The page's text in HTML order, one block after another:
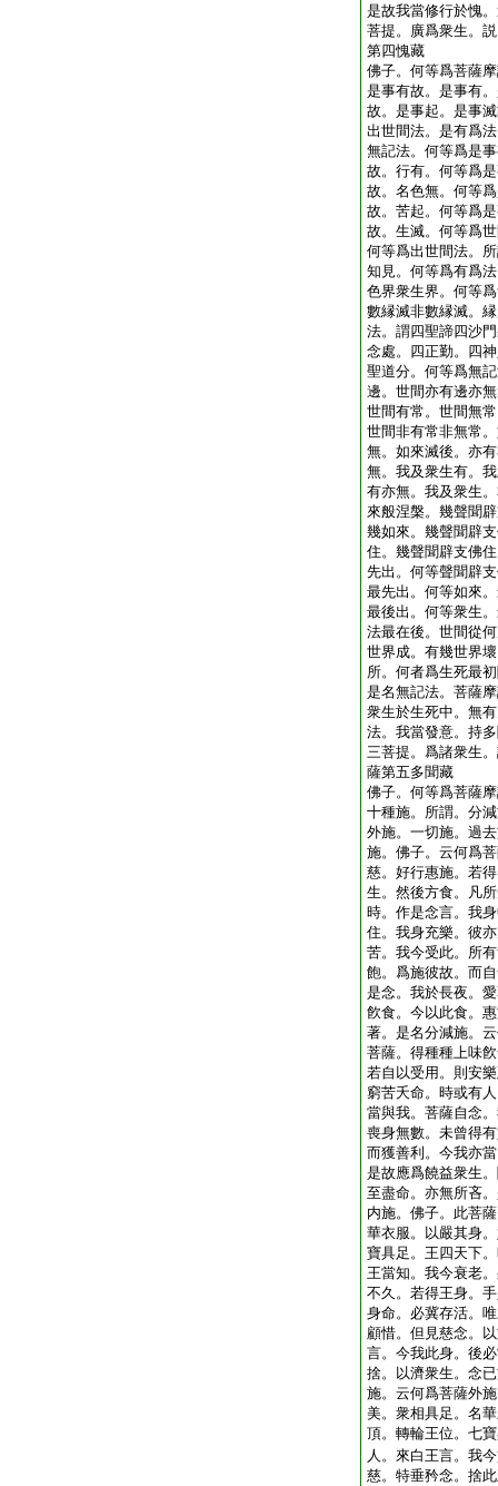
是故我當修行於愧
菩提。廣爲衆生。
第四愧藏
佛子。何等爲菩薩
是事有故。是事有
故。是事起。是事
出世間法。是有爲
無記法。何等爲是
故。行有。何等爲
故。名色無。何等
故。苦起。何等爲
故。生滅。何等爲
何等爲出世間法。
知見。何等爲有爲
色界衆生界。何等
數縁滅非數縁滅。
法。謂四聖諦四沙
念處。四正勤。四
聖道分。何等爲無
邊。世間亦有邊亦
世間有常。世間無
世間非有常非無常
無。如來滅後。亦
無。我及衆生有。
有亦無。我及衆生
來般涅槃。幾聲聞
幾如來。幾聲聞辟
住。幾聲聞辟支佛
先出。何等聲聞辟
最先出。何等如來
最後出。何等衆生
法最在後。世間從
世界成。有幾世界
所。何者爲生死最
是名無記法。菩薩
衆生於生死中。無
法。我當發意。持
三菩提。爲諸衆生
薩第五多聞藏
佛子。何等爲菩薩
十種施。所謂。分
外施。一切施。過
施。佛子。云何爲
慈。好行惠施。若
生。然後方食。凡
時。作是念言。我
住。我身充樂。彼
苦。我今受此。所
飽。爲施彼故。而
是念。我於長夜。
飮食。今以此食。
著。是名分減施。
菩薩。得種種上味
若自以受用。則安
窮苦夭命。時或有
當與我。菩薩自念
喪身無數。未曾得
而獲善利。今我亦
是故應爲饒益衆生
至盡命。亦無所吝
内施。佛子。此菩
華衣服。以嚴其身
寶具足。王四天下
王當知。我今衰老
不久。若得王身。
身命。必冀存活。
顧惜。但見慈念。
言。今我此身。後
捨。以濟衆生。念
施。云何爲菩薩外
美。衆相具足。名
頂。轉輪王位。七
人。來白王言。我
慈。特垂矜念。捨